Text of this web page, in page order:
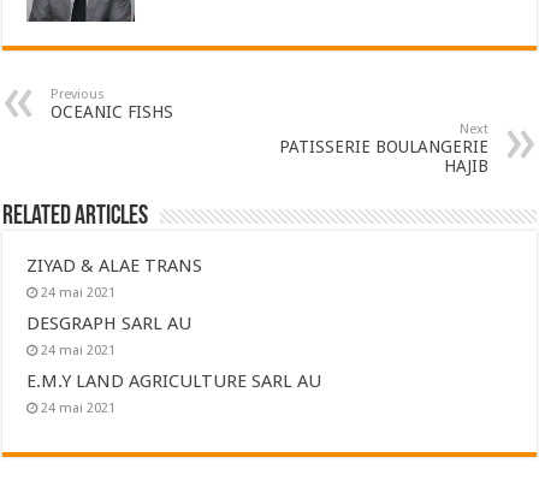
Previous
OCEANIC FISHS
Next
PATISSERIE BOULANGERIE
HAJIB
Related Articles
ZIYAD & ALAE TRANS
24 mai 2021
DESGRAPH SARL AU
24 mai 2021
E.M.Y LAND AGRICULTURE SARL AU
24 mai 2021